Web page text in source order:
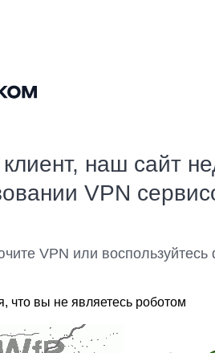
наш сайт
VPN
VPN или
что вы не являетесь роботом